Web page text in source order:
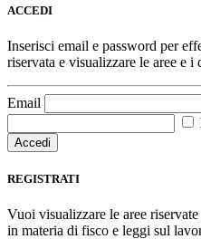
ACCEDI
Inserisci email e password per
riservata e visualizzare le aree e i
Email
REGISTRATI
Vuoi visualizzare le aree
in materia di fisco e leggi sul